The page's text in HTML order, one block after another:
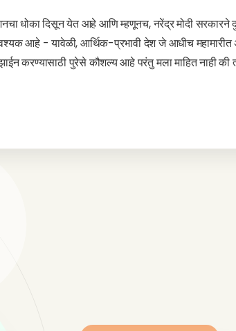
धोका दिसून येत आहे आणि म्हणूनच, नरेंद्र मोदी सरकारने
आहे - यावेळी, आर्थिक-प्रभावी देश जे आधीच
करण्यासाठी पुरेसे कौशल्य आहे परंतु मला माहित नाही की